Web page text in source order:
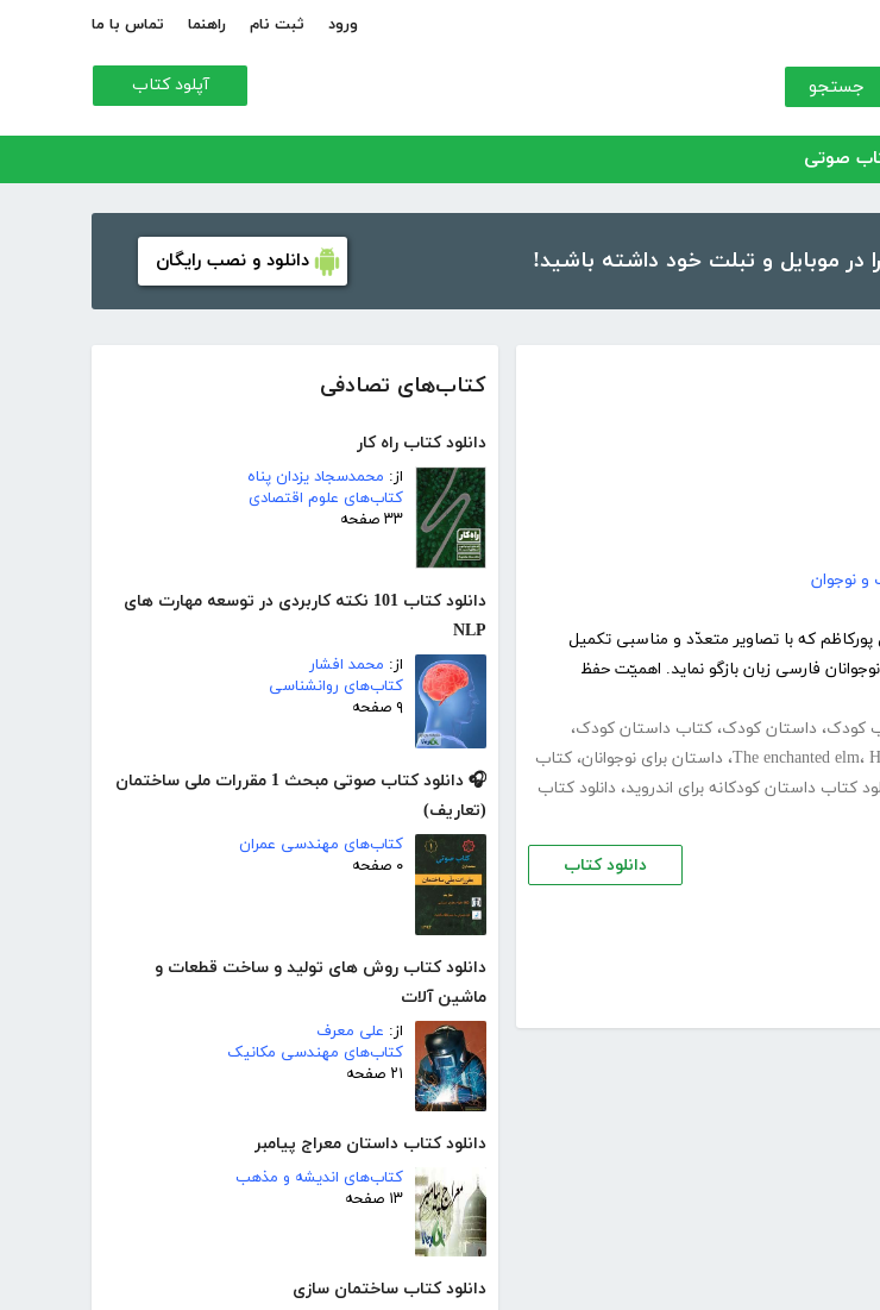
ورود ثبت نام راهنما تماس با ما
جستجو آپلود کتاب
صوتی
دانلود و نصب رایگان
کتاب‌های تصادفی
دانلود کتاب راه کار
از: محمدسجاد یزدان پناه
کتاب‌های علوم اقتصادی
۳۳ صفحه
دانلود کتاب 101 نکته کاربردی در توسعه مهارت های
NLP
از: محمد افشار
کتاب‌های روانشناسی
۹ صفحه
🎧 دانلود کتاب صوتی مبحث 1 مقررات ملی ساختمان
(تعاریف)
کتاب‌های مهندسی عمران
۰ صفحه
دانلود کتاب روش های تولید و ساخت قطعات و
ماشین آلات
از: علی معرف
کتاب‌های مهندسی مکانیک
۲۱ صفحه
دانلود کتاب داستان معراج پیامبر
کتاب‌های اندیشه و مذهب
۱۳ صفحه
دانلود کتاب ساختمان سازی
نوجوان
که با تصاویر متعدّد و مناسبی تکمیل
فارسی زبان بازگو نماید. اهمیّت حفظ
کودک، داستان کودک، کتاب داستان کودک،
The enchanted elm، ، داستان برای نوجوانان، کتاب
کتاب داستان کودکانه برای اندروید، دانلود کتاب
دانلود کتاب